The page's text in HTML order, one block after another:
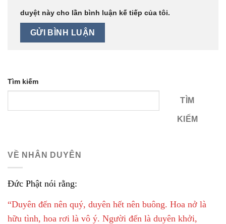
duyệt này cho lần bình luận kế tiếp của tôi.
Tìm kiếm
TÌM
KIẾM
VỀ NHÂN DUYÊN
Đức Phật nói rằng:
“Duyên đến nên quý, duyên hết nên buông. Hoa nở là
hữu tình, hoa rơi là vô ý. Người đến là duyên khởi,